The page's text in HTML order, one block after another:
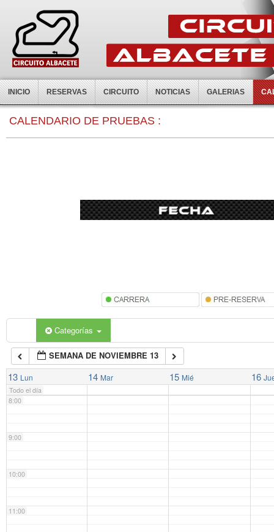
INICIO RESERVAS CIRCUITO NOTICIAS GALERIAS
CALENDARIO DE PRUEBAS :
Categorías
SEMANA DE NOVIEMBRE 13
13 Lun 14 Mar 15 Mié 16
Todo el día
0:00
7:00
8:00
9:00
10:00
11:00